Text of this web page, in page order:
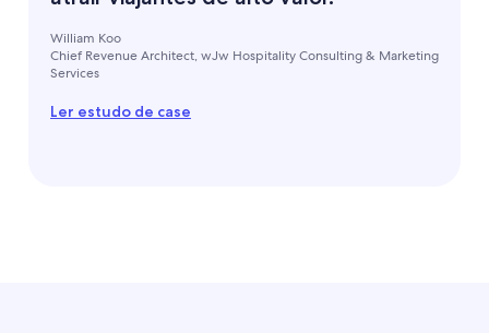
William Koo
Chief Revenue Architect, wJw Hospitality Consulting & Marketing
Services
Ler estudo de case